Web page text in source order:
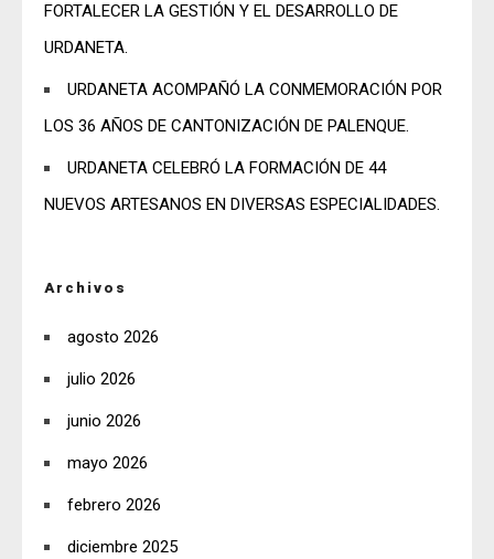
FORTALECER LA GESTIÓN Y EL DESARROLLO DE
URDANETA.
URDANETA ACOMPAÑÓ LA CONMEMORACIÓN POR
LOS 36 AÑOS DE CANTONIZACIÓN DE PALENQUE.
URDANETA CELEBRÓ LA FORMACIÓN DE 44
NUEVOS ARTESANOS EN DIVERSAS ESPECIALIDADES.
Archivos
agosto 2026
julio 2026
junio 2026
mayo 2026
febrero 2026
diciembre 2025